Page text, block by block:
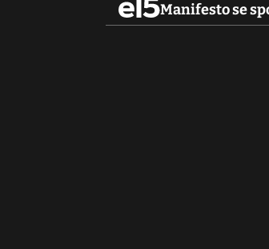
Manifesto se